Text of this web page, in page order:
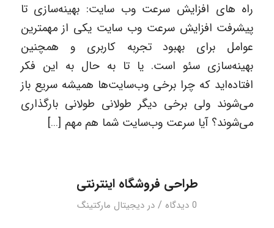
راه های افزایش سرعت وب سایت: بهینه‌سازی تا
پیشرفت افزایش سرعت وب سایت یکی از مهمترین
عوامل برای بهبود تجربه کاربری و همچنین
بهینه‌سازی سئو است. یا تا به حال به این فکر
افتاده‌اید که چرا برخی وب‌سایت‌ها همیشه سریع باز
می‌شوند ولی برخی دیگر طولانی طولانی بارگذاری
می‌شوند؟ آیا سرعت وب‌سایت شما هم مهم […]
طراحی فروشگاه اینترنتی
0 دیدگاه / در دیجیتال مارکتینگ